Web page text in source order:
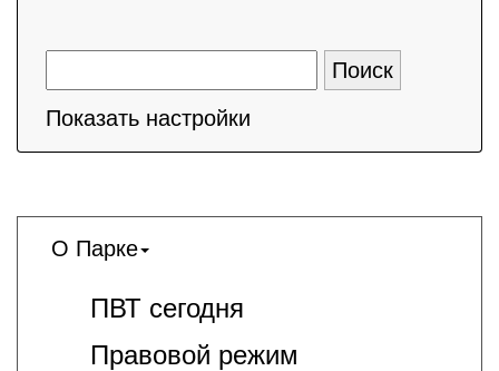
Показать настройки
О Парке
ПВТ сегодня
Правовой режим